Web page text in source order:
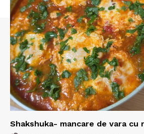
Shakshuka- mancare de vara cu